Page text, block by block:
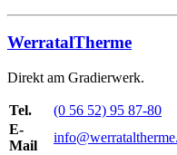
WerratalTherme
Direkt am Gradierwerk.
Tel.
(0 56 52) 95 87-80
E-
Mail